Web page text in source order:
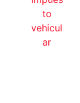
to
vehicul
ar